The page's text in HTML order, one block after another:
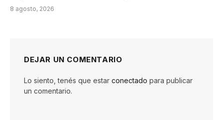
8 agosto, 2026
DEJAR UN COMENTARIO
Lo siento, tenés que estar conectado para publicar
un comentario.